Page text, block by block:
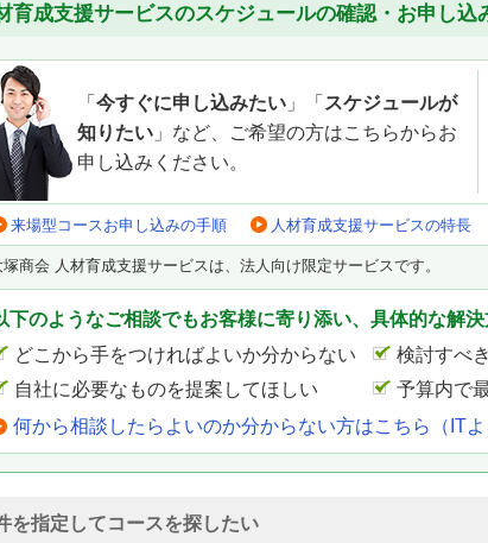
育成支援サービスのスケジュールの確認・お申し込
「 今すぐに申し込みたい 」「 スケジュールが
知りたい 」など、ご希望の方はこちらからお
申し込みください。
来場型コースお申し込みの手順 人材育成支援サービスの特長
塚商会 人材育成支援サービスは、法人向け限定サービスです。
下のようなご相談でもお客様に寄り添い、具体的な解
どこから手をつければよいか分からない
検討すべ
自社に必要なものを提案してほしい
予算内で
何から相談したらよいのか分からない方はこちら（ITよ
を指定してコースを探したい